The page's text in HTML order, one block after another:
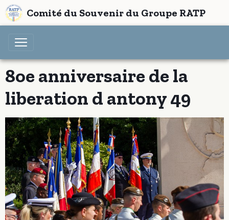
Comité du Souvenir du Groupe RATP
8oe anniversaire de la
liberation d antony 49